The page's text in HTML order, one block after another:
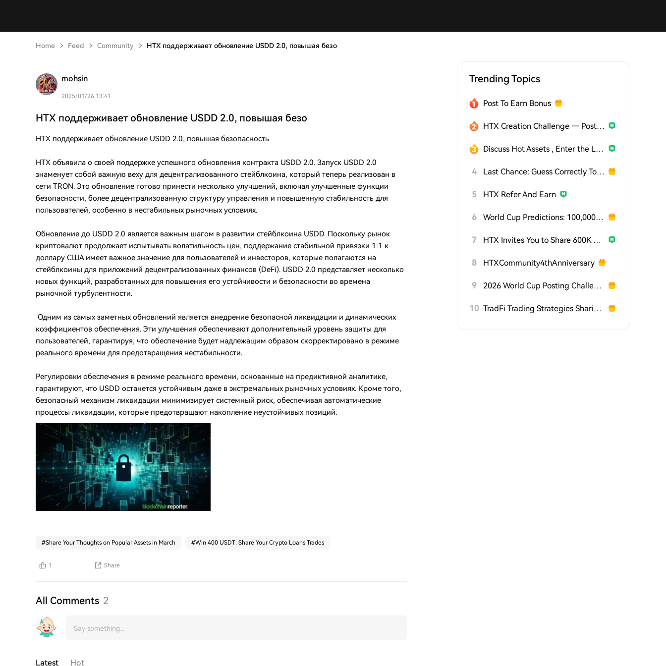
Home Feed Community HTX поддерживает обновление USDD 2.0, повышая безо
mohsin
2025/01/26 13:41
HTX поддерживает обновление USDD 2.0, повышая безо
HTX поддерживает обновление USDD 2.0, повышая безопасность
HTX объявила о своей поддержке успешного обновления контракта USDD 2.0. Запуск USDD 2.0
знаменует собой важную веху для децентрализованного стейблкоина, который теперь реализован в
сети TRON. Это обновление готово принести несколько улучшений, включая улучшенные функции
безопасности, более децентрализованную структуру управления и повышенную стабильность для
пользователей, особенно в нестабильных рыночных условиях.
Обновление до USDD 2.0 является важным шагом в развитии стейблкоина USDD. Поскольку рынок
криптовалют продолжает испытывать волатильность цен, поддержание стабильной привязки 1:1 к
доллару США имеет важное значение для пользователей и инвесторов, которые полагаются на
стейблкоины для приложений децентрализованных финансов (DeFi). USDD 2.0 представляет несколько
новых функций, разработанных для повышения его устойчивости и безопасности во времена
рыночной турбулентности.
Одним из самых заметных обновлений является внедрение безопасной ликвидации и динамических
коэффициентов обеспечения. Эти улучшения обеспечивают дополнительный уровень защиты для
пользователей, гарантируя, что обеспечение будет надлежащим образом скорректировано в режиме
реального времени для предотвращения нестабильности.
Регулировки обеспечения в режиме реального времени, основанные на предиктивной аналитике,
гарантируют, что USDD останется устойчивым даже в экстремальных рыночных условиях. Кроме того,
безопасный механизм ликвидации минимизирует системный риск, обеспечивая автоматические
процессы ликвидации, которые предотвращают накопление неустойчивых позиций.
#Share Your Thoughts on Popular Assets in March #Win 400 USDT: Share Your Crypto Loans Trades
1 Share
All Comments 2
Latest Hot
Trending Topics
Post To Earn Bonus
HTX Creation Challenge — Post and Win 1,500U
Discuss Hot Assets , Enter the Lucky Draw
4 Last Chance: Guess Correctly Today and Win More
5 HTX Refer And Earn
6 World Cup Predictions: 100,000 USDT Daily
7 HTX Invites You to Share 600K USDT in Gift Packs
8 HTXCommunity4thAnniversary
9 2026 World Cup Posting Challenge on HTX Square
10 TradFi Trading Strategies Sharing Challenge